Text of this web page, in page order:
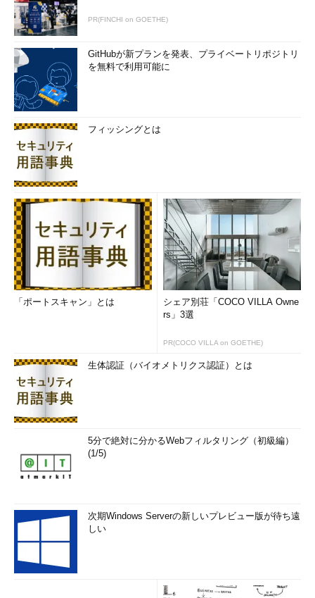
PR(FINCHI on GOETHE)
GitHubが新プランを発表、プライベートリポジトリ
を無料で利用可能に
フィッシングとは
「ポートスキャン」とは
シェア別荘「COCO VILLA Owne
rs」3選
PR(COCO VILLA on GOETHE)
生体認証（バイオメトリクス認証）とは
5分で絶対に分かるWebフィルタリング（初級編）
(1/5)
次期Windows Serverの新しいプレビュー版が待ち遠
しい